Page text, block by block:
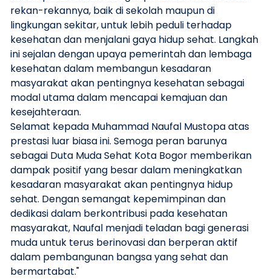
rekan-rekannya, baik di sekolah maupun di
lingkungan sekitar, untuk lebih peduli terhadap
kesehatan dan menjalani gaya hidup sehat. Langkah
ini sejalan dengan upaya pemerintah dan lembaga
kesehatan dalam membangun kesadaran
masyarakat akan pentingnya kesehatan sebagai
modal utama dalam mencapai kemajuan dan
kesejahteraan.
Selamat kepada Muhammad Naufal Mustopa atas
prestasi luar biasa ini. Semoga peran barunya
sebagai Duta Muda Sehat Kota Bogor memberikan
dampak positif yang besar dalam meningkatkan
kesadaran masyarakat akan pentingnya hidup
sehat. Dengan semangat kepemimpinan dan
dedikasi dalam berkontribusi pada kesehatan
masyarakat, Naufal menjadi teladan bagi generasi
muda untuk terus berinovasi dan berperan aktif
dalam pembangunan bangsa yang sehat dan
bermartabat."